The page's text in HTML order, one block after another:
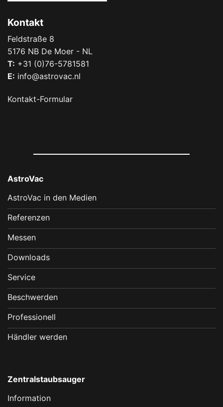
Kontakt
Feldstraße 8
5176 NB De Moer - NL
T: +31 (0)76-5781581
E: info@astrovac.nl
Kontakt-Formular
AstroVac
AstroVac in den Medien
Referenzen
Messen
Downloads
Service
Beschwerden
Professionell
Händler werden
Zentralstaubsauger
Information